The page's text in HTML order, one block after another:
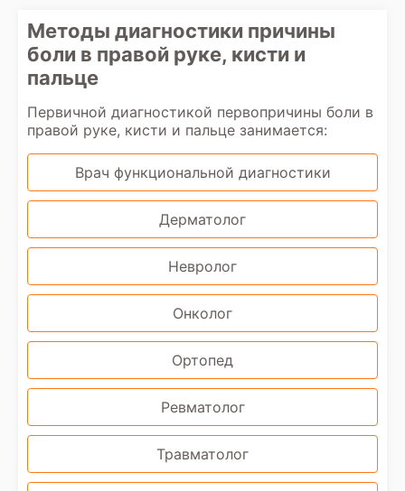
Методы диагностики причины
боли в правой руке, кисти и
пальце
Первичной диагностикой первопричины боли в
правой руке, кисти и пальце занимается:
Врач функциональной диагностики
Дерматолог
Невролог
Онколог
Ортопед
Ревматолог
Травматолог